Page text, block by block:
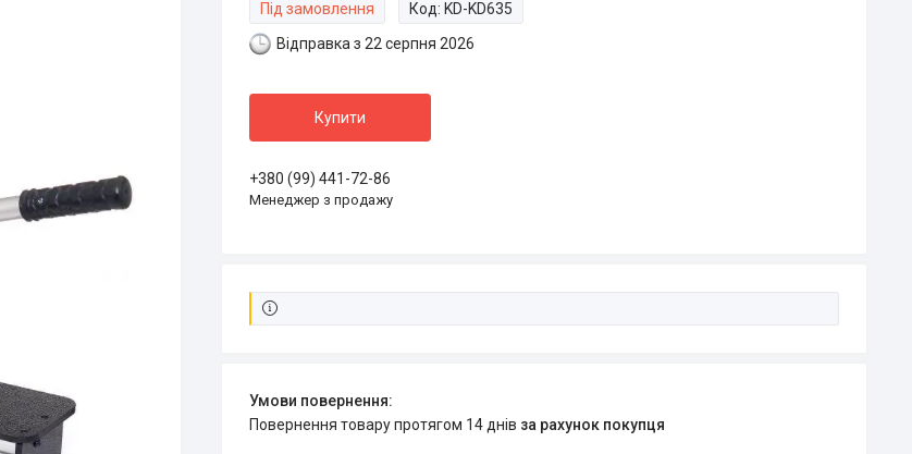
Під замовлення Код: KD-KD635
Відправка з 22 серпня 2026
Купити
+380 (99) 441-72-86
Менеджер з продажу
повернення товару протягом 14 днів за рахунок покупця